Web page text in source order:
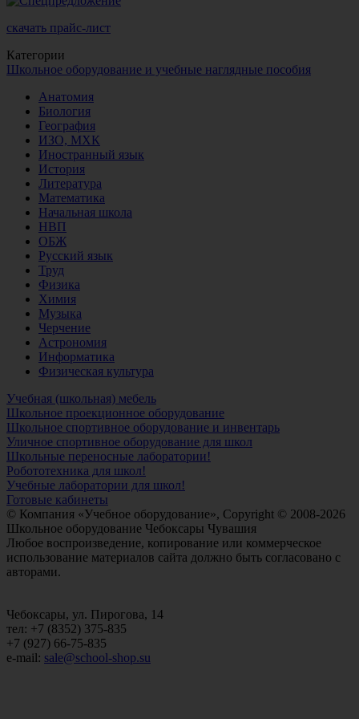
скачать прайс-лист
Категории
Школьное оборудование и учебные наглядные пособия
Анатомия
Биология
География
ИЗО, МХК
Иностранный язык
История
Литература
Математика
Начальная школа
НВП
ОБЖ
Русский язык
Труд
Физика
Химия
Музыка
Черчение
Астрономия
Информатика
Физическая культура
Учебная (школьная) мебель
Школьное проекционное оборудование
Школьное спортивное оборудование и инвентарь
Уличное спортивное оборудование для школ
Школьные переносные лаборатории!
Робототехника для школ!
Учебные лаборатории для школ!
Готовые кабинеты
© Компания «Учебное оборудование», Copyright © 2008-2026
Школьное оборудование Чебоксары Чувашия
Любое воспроизведение, копирование или коммерческое
использование материалов сайта должно быть согласовано с
авторами.
Чебоксары, ул. Пирогова, 14
тел: +7 (8352) 375-835
+7 (927) 66-75-835
e-mail: sale@school-shop.su